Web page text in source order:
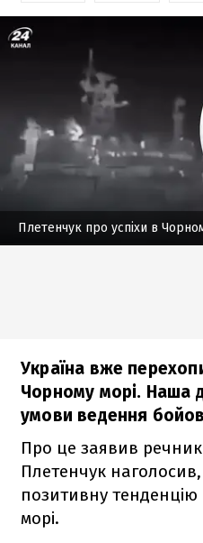
Плетенчук про успіхи в
Україна вже
Чорному морі. Наша
умови ведення
Про це заявив
Плетенчук
позитивну
морі.